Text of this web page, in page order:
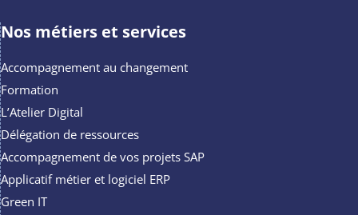
Nos métiers et services
Accompagnement au changement
Formation
L’Atelier Digital
Délégation de ressources
Accompagnement de vos projets SAP
Applicatif métier et logiciel ERP
Green IT